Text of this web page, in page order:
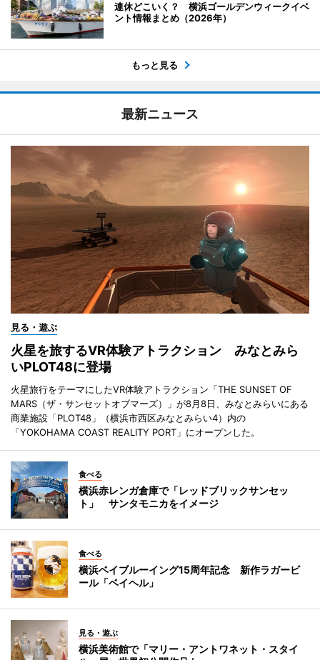
連休どこいく？ 横浜ゴールデンウィークイベ
ント情報まとめ（2026年）
もっと見る
最新ニュース
見る・遊ぶ
火星を旅するVR体験アトラクション みなとみら
いPLOT48に登場
火星旅行をテーマにしたVR体験アトラクション「THE SUNSET OF
MARS（ザ・サンセットオブマーズ）」が8月8日、みなとみらいにある
商業施設「PLOT48」（横浜市西区みなとみらい4）内の
「YOKOHAMA COAST REALITY PORT」にオープンした。
食べる
横浜赤レンガ倉庫で「レッドブリックサンセッ
ト」 サンタモニカをイメージ
食べる
横浜ベイブルーイング15周年記念 新作ラガービ
ール「ベイヘル」
見る・遊ぶ
横浜美術館で「マリー・アントワネット・スタイ